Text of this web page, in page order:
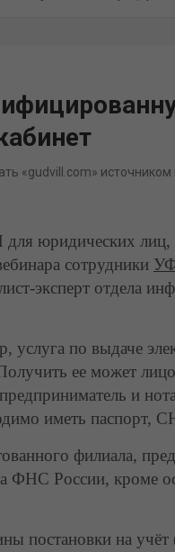
«gudvill.com» источником
юридических лиц,
сотрудники
эксперт отдела
услуга по выдаче
ее может
и
иметь
филиала,
ФНС России, кроме
постановки на